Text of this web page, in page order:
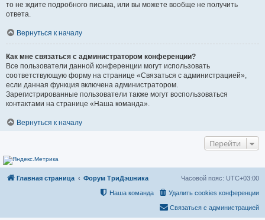
то не ждите подробного письма, или вы можете вообще не получить
ответа.
Вернуться к началу
Как мне связаться с администратором конференции?
Все пользователи данной конференции могут использовать
соответствующую форму на странице «Связаться с администрацией»,
если данная функция включена администратором.
Зарегистрированные пользователи также могут воспользоваться
контактами на странице «Наша команда».
Вернуться к началу
Перейти
Главная страница Форум ТриДэшника Часовой пояс: UTC+03:00
Удалить cookies конференции
Наша команда
Связаться с администрацией